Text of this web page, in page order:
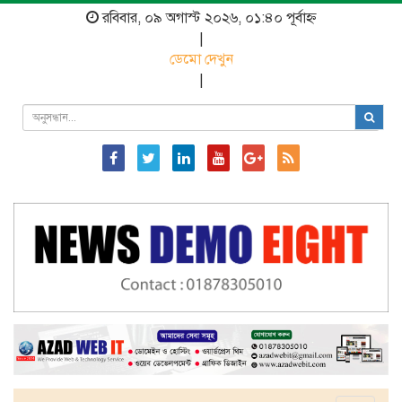
রবিবার, ০৯ অগাস্ট ২০২৬, ০১:৪০ পূর্বাহ্ন
ডেমো দেখুন